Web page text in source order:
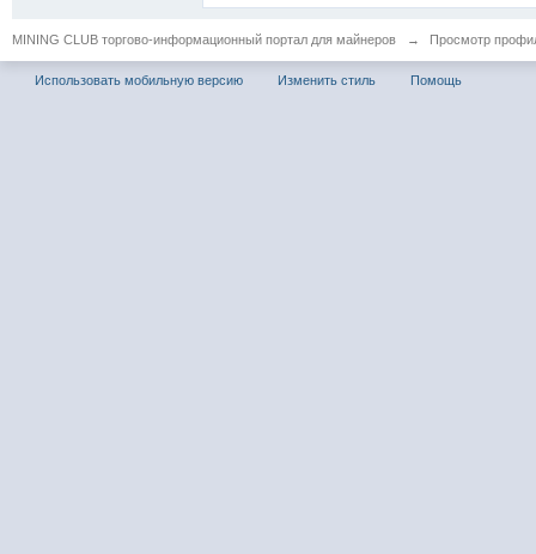
MINING CLUB торгово-информационный портал для майнеров → Просмотр
Использовать мобильную версию Изменить стиль Помощь